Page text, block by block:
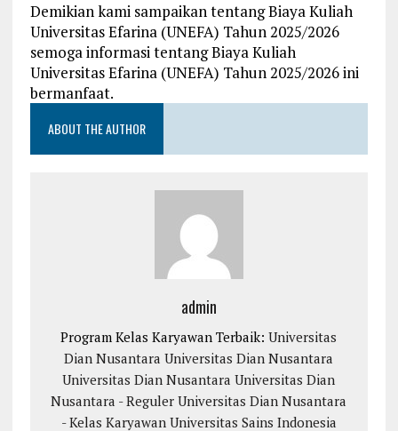
Demikian kami sampaikan tentang Biaya Kuliah
Universitas Efarina (UNEFA) Tahun 2025/2026
semoga informasi tentang Biaya Kuliah
Universitas Efarina (UNEFA) Tahun 2025/2026 ini
bermanfaat.
ABOUT THE AUTHOR
admin
Program Kelas Karyawan Terbaik:Universitas
Dian Nusantara Universitas Dian Nusantara
Universitas Dian Nusantara Universitas Dian
Nusantara - Reguler Universitas Dian Nusantara
- Kelas Karyawan Universitas Sains Indonesia